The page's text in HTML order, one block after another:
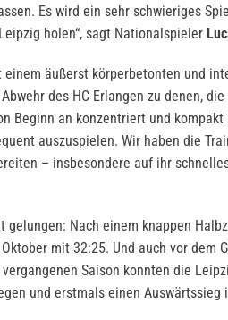
Es wird ein sehr schwieriges
holen“, sagt Nationalspieler
einem äußerst körperbetonten und
des HC Erlangen zu denen,
Beginn an konzentriert und kompakt
auszuspielen. Wir haben die
– insbesondere auf ihr
Nach einem knappen
mit 32:25. Und auch vor dem
Saison konnten die
und erstmals einen Auswärtssieg in